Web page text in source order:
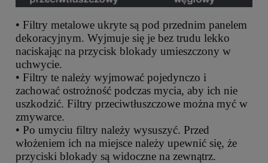
• Filtry metalowe ukryte są pod przednim panelem
dekoracyjnym. Wyjmuje się je bez trudu lekko
naciskając na przycisk blokady umieszczony w
uchwycie.
• Filtry te należy wyjmować pojedynczo i
zachować ostrożność podczas mycia, aby ich nie
uszkodzić. Filtry przeciwtłuszczowe można myć w
zmywarce.
• Po umyciu filtry należy wysuszyć. Przed
włożeniem ich na miejsce należy upewnić się, że
przyciski blokady są widoczne na zewnątrz.